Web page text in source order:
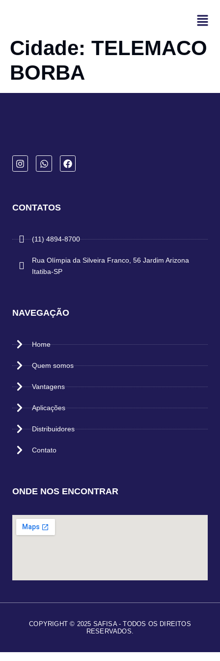
Cidade: TELEMACO
BORBA
CONTATOS
(11) 4894-8700
Rua Olímpia da Silveira Franco, 56 Jardim Arizona
Itatiba-SP
NAVEGAÇÃO
Home
Quem somos
Vantagens
Aplicações
Distribuidores
Contato
ONDE NOS ENCONTRAR
COPYRIGHT © 2025 SAFISA - TODOS OS DIREITOS
RESERVADOS.